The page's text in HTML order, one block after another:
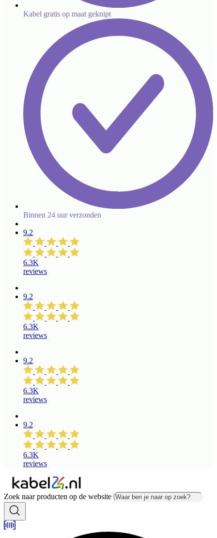
Kabel gratis op maat geknipt
Binnen 24 uur verzonden
9.2
6.3K
reviews
9.2
6.3K
reviews
9.2
6.3K
reviews
9.2
6.3K
reviews
Zoek naar producten op de website